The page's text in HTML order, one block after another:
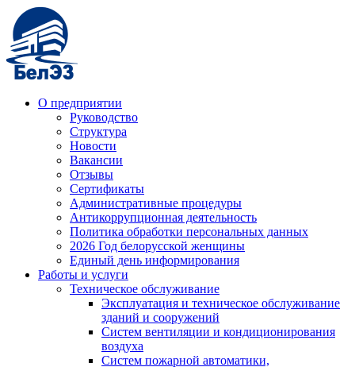
О предприятии
Руководство
Структура
Новости
Вакансии
Отзывы
Сертификаты
Административные процедуры
Антикоррупционная деятельность
Политика обработки персональных данных
2026 Год белорусской женщины
Единый день информирования
Работы и услуги
Техническое обслуживание
Эксплуатация и техническое обслуживание
зданий и сооружений
Систем вентиляции и кондиционирования
воздуха
Систем пожарной автоматики,